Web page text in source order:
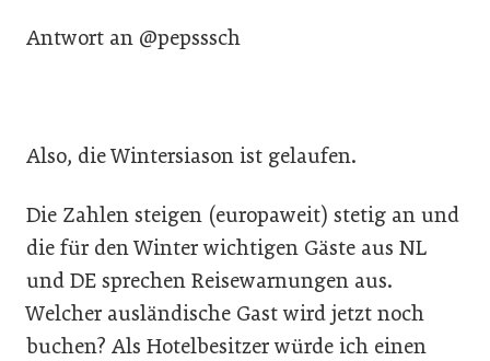
Antwort an @pepsssch
Also, die Wintersiason ist gelaufen.
Die Zahlen steigen (europaweit) stetig an und
die für den Winter wichtigen Gäste aus NL
und DE sprechen Reisewarnungen aus.
Welcher ausländische Gast wird jetzt noch
buchen? Als Hotelbesitzer würde ich einen